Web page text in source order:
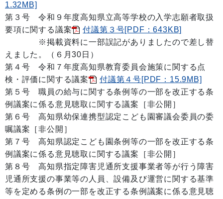
1.32MB]
第３号 令和９年度高知県立高等学校の入学志願者取扱
要項に関する議案
付議第３号[PDF：643KB]
※掲載資料に一部誤記がありましたので差し替
えました。（６月30日）
第４号 令和７年度高知県教育委員会施策に関する点
検・評価に関する議案
付議第４号[PDF：15.9MB]
第５号 職員の給与に関する条例等の一部を改正する条
例議案に係る意見聴取に関する議案［非公開］
第６号 高知県幼保連携型認定こども園審議会委員の委
嘱議案［非公開］
第７号 高知県認定こども園条例等の一部を改正する条
例議案に係る意見聴取に関する議案［非公開］
第８号 高知県指定障害児通所支援事業者等が行う障害
児通所支援の事業等の人員、設備及び運営に関する基準
等を定める条例の一部を改正する条例議案に係る意見聴